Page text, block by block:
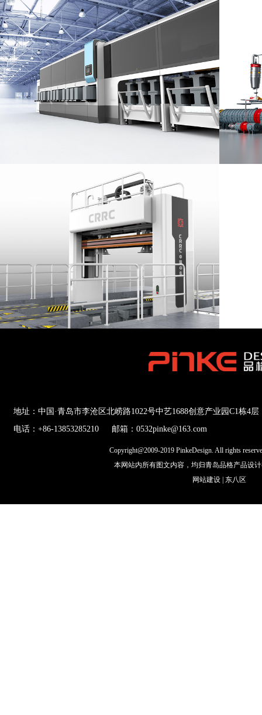
地址：中国·青岛市李沧区北崂路1022号中艺1688创意产业园C1栋4层
电话：+86-13853285210
邮箱：0532pinke@163.com
Copyright@2009-2019 PinkeDesign. All rights
本网站内所有图文内容，均归青岛品格产品设
网站建设 | 东八区